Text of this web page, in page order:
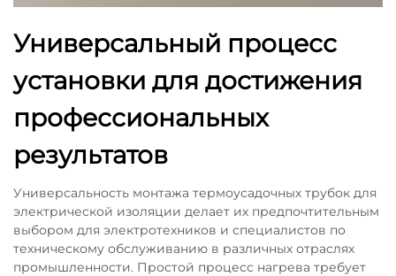
Универсальный процесс
установки для достижения
профессиональных
результатов
Универсальность монтажа термоусадочных трубок для
электрической изоляции делает их предпочтительным
выбором для электротехников и специалистов по
техническому обслуживанию в различных отраслях
промышленности. Простой процесс нагрева требует